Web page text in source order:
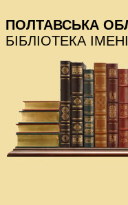
ПОЛТАВСЬКА
БІБЛІОТЕКА